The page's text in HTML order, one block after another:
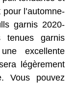
l’automne-
garnis 2020-
garnis
excellente
légèrement
Vous pouvez